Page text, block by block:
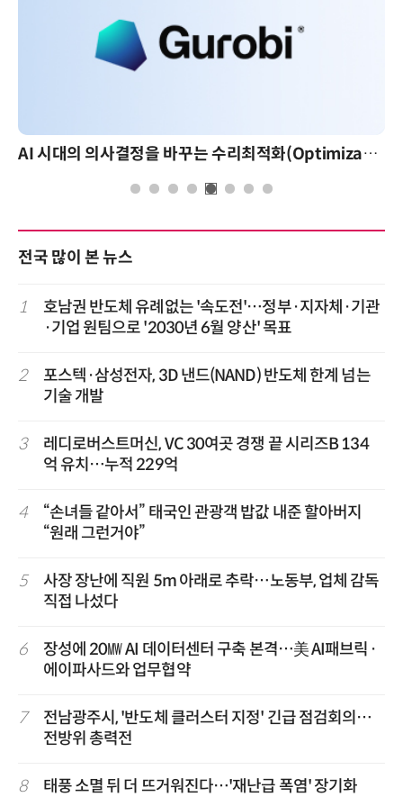
AI 시대의 의사결정을 바꾸는 수리최적화(Optimization): 실제 산업 적용 사례와 활용 전략
전국 많이 본 뉴스
1
호남권 반도체 유례없는 '속도전'…정부·지자체·기관
·기업 원팀으로 '2030년 6월 양산' 목표
2
포스텍·삼성전자, 3D 낸드(NAND) 반도체 한계 넘는
기술 개발
3
레디로버스트머신, VC 30여곳 경쟁 끝 시리즈B 134
억 유치…누적 229억
4
“손녀들 같아서” 태국인 관광객 밥값 내준 할아버지
“원래 그런거야”
5
사장 장난에 직원 5m 아래로 추락…노동부, 업체 감독
직접 나섰다
6
장성에 20㎿ AI 데이터센터 구축 본격…美 AI패브릭·
에이파사드와 업무협약
7
전남광주시, '반도체 클러스터 지정' 긴급 점검회의…
전방위 총력전
8 태풍 소멸 뒤 더 뜨거워진다…'재난급 폭염' 장기화